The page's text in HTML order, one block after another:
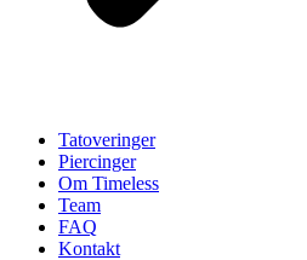
Tatoveringer
Piercinger
Om Timeless
Team
FAQ
Kontakt